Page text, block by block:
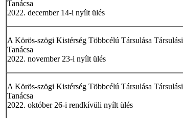
Tanácsa
2022. december 14-i nyílt ülés
A Körös-szögi Kistérség Többcélú Társulása Társulási
Tanácsa
2022. november 23-i nyílt ülés
A Körös-szögi Kistérség Többcélú Társulása Társulási
Tanácsa
2022. október 26-i rendkívüli nyílt ülés